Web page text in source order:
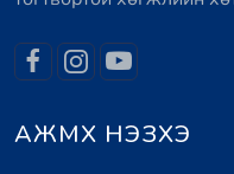
АЖМХ НЭЗХЭ